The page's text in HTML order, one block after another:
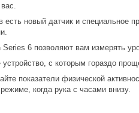
есть новый датчик и специальное
Series 6 позволяют вам измерять
с которым гораздо
показатели физической
когда рука с часами внизу.